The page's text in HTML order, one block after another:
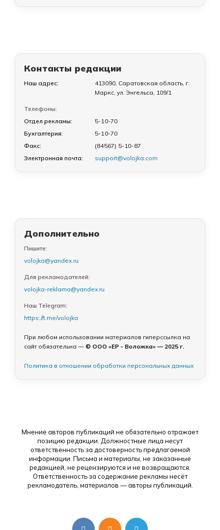
Контакты редакции
Наш адрес:
413090, Саратовская область, г.
Маркс, ул. Энгельса, 109/1
Телефоны:
Отдел рекламы:
5-10-70
Бухгалтерия:
5-10-70
Факс:
(84567) 5-10-87
Электронная почта:
support@volojka.com
Дополнительно
Пишите:
volojka@yandex.ru
Для рекламодателей:
volojka-reklama@yandex.ru
Наш Telegram:
https://t.me/volojka
При любом использовании материалов гиперссылка на
сайт обязательна — © ООО «ЕР - Воложка» — 2025 г.
Политика в отношении обработки персональных данных
Мнение авторов публикаций не обязательно отражает
позицию редакции. Должностные лица несут
ответственность за достоверность предлагаемой
информации. Письма и материалы, не заказанные
редакцией, не рецензируются и не возвращаются.
Ответственность за содержание рекламы несёт
рекламодатель, материалов — авторы публикаций.